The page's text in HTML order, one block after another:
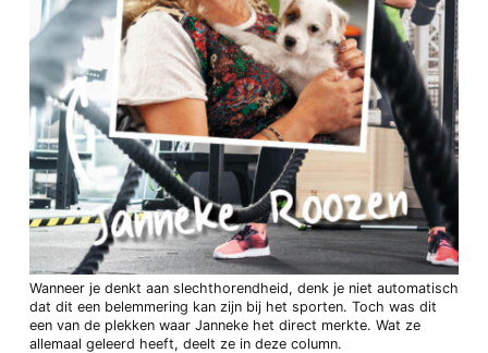
Wanneer je denkt aan slechthorendheid, denk je niet automatisch
dat dit een belemmering kan zijn bij het sporten. Toch was dit
een van de plekken waar Janneke het direct merkte. Wat ze
allemaal geleerd heeft, deelt ze in deze column.